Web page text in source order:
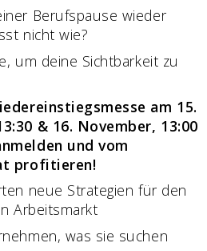
Berufspause wieder
nicht wie?
um deine Sichtbarkeit zu
am 15.
& 16. November, 13:00
und vom
profitieren!
neue Strategien für den
Arbeitsmarkt
was sie suchen